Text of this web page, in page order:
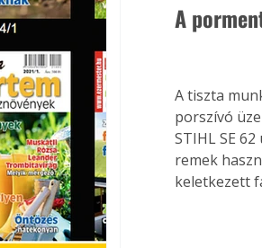
A
A tiszta
porszívó
STIHL SE
remek
keletkezett